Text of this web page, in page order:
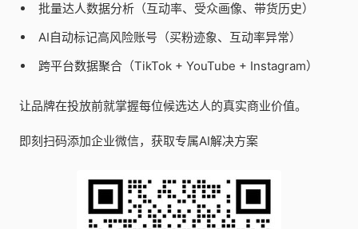
批量达人数据分析（互动率、受众画像、带货历史）
AI自动标记高风险账号（买粉迹象、互动率异常）
跨平台数据聚合（TikTok + YouTube + Instagram）
让品牌在投放前就掌握每位候选达人的真实商业价值。
即刻扫码添加企业微信，获取专属AI解决方案